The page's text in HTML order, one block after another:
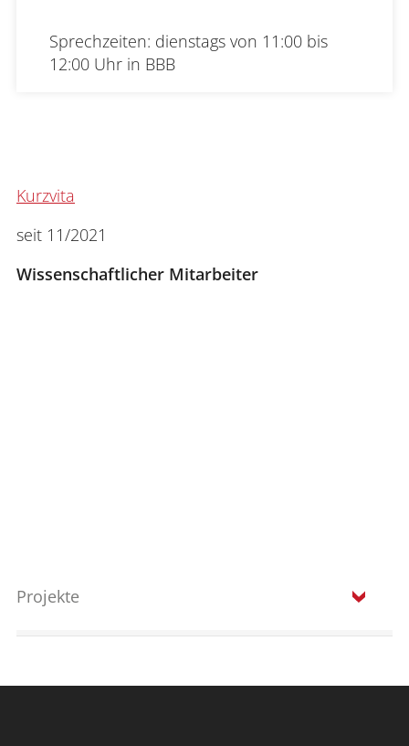
Sprechzeiten: dienstags von 11:00 bis
12:00 Uhr in BBB
Kurzvita
seit 11/2021
Wissenschaftlicher Mitarbeiter
Projekte